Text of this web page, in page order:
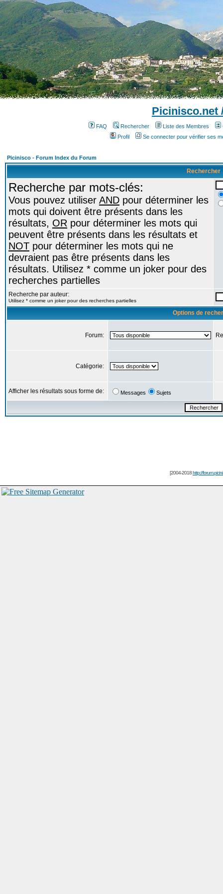
Picinisco.net
FAQ Rechercher Liste des Membres
Profil
Se connecter pour vérifier ses
Picinisco - Forum Index du Forum
Rechercher
Recherche par mots-clés:
Vous pouvez utiliser AND pour déterminer les
mots qui doivent être présents dans les
résultats, OR pour déterminer les mots qui
peuvent être présents dans les résultats et
NOT pour déterminer les mots qui ne
devraient pas être présents dans les
résultats. Utilisez * comme un joker pour des
recherches partielles
Recherche par auteur:
Utilisez * comme un joker pour des recherches partielles
Options de
Forum:
Catégorie:
Afficher les résultats sous forme de: Messages Sujets
[2004-2018http://